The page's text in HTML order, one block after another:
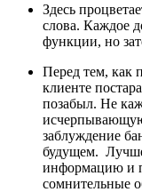
Здесь
слова. Каждое
функции, но
Перед тем, как
клиенте
позабыл. Не
заблуждение
будущем.
информацию и
сомнительные